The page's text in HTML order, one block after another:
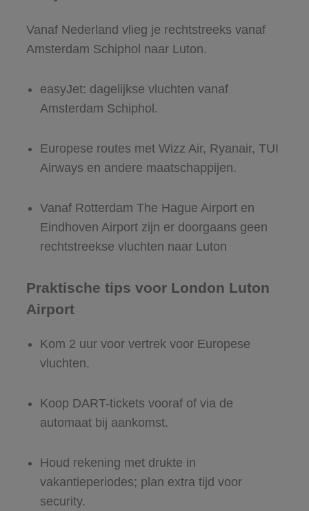
Vanaf Nederland vlieg je rechtstreeks vanaf
Amsterdam Schiphol naar Luton.
easyJet: dagelijkse vluchten vanaf
Amsterdam Schiphol.
Europese routes met Wizz Air, Ryanair, TUI
Airways en andere maatschappijen.
Vanaf Rotterdam The Hague Airport en
Eindhoven Airport zijn er doorgaans geen
rechtstreekse vluchten naar Luton
Praktische tips voor London Luton
Airport
Kom 2 uur voor vertrek voor Europese
vluchten.
Koop DART-tickets vooraf of via de
automaat bij aankomst.
Houd rekening met drukte in
vakantieperiodes; plan extra tijd voor
security.